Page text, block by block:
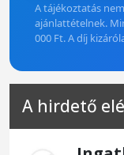
A tájékoztatás
ajánlattételnek.
000 Ft. A díj
A hirdető